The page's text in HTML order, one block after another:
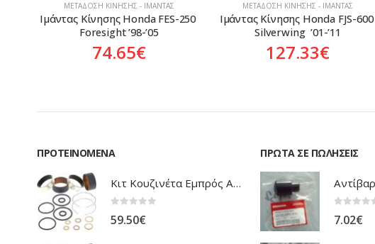
ΜΕΤΆΔΟΣΗ ΚΊΝΗΣΗΣ - ΙΜΆΝΤΑΣ
Ιμάντας Κίνησης Honda FES-250
Foresight ’98-’05
74.65€
ΜΕΤΆΔΟΣΗ ΚΊΝΗΣΗΣ - ΙΜΆΝΤΑΣ
Ιμάντας Κίνησης Honda FJS-600
Silverwing  ’01-’11
127.33€
ΠΡΟΤΕΙΝΌΜΕΝΑ
Κιτ Κουζινέτα Εμπρός Ανάρτησης All Balls Honda CBR-1100XX Blackbird
59.50€
ΠΡΏΤΑ ΣΕ ΠΩΛΉΣΕΙΣ
7.02€